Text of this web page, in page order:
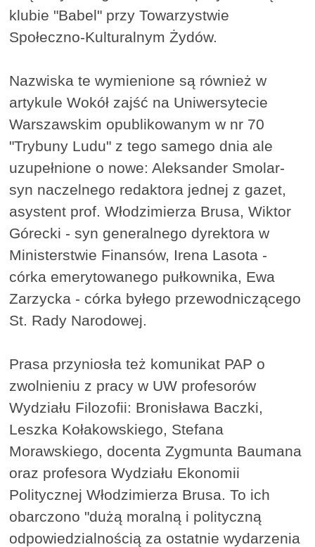
klubie "Babel" przy Towarzystwie
Społeczno-Kulturalnym Żydów.
Nazwiska te wymienione są również w
artykule Wokół zajść na Uniwersytecie
Warszawskim opublikowanym w nr 70
"Trybuny Ludu" z tego samego dnia ale
uzupełnione o nowe: Aleksander Smolar-
syn naczelnego redaktora jednej z gazet,
asystent prof. Włodzimierza Brusa, Wiktor
Górecki - syn generalnego dyrektora w
Ministerstwie Finansów, Irena Lasota -
córka emerytowanego pułkownika, Ewa
Zarzycka - córka byłego przewodniczącego
St. Rady Narodowej.
Prasa przyniosła też komunikat PAP o
zwolnieniu z pracy w UW profesorów
Wydziału Filozofii: Bronisława Baczki,
Leszka Kołakowskiego, Stefana
Morawskiego, docenta Zygmunta Baumana
oraz profesora Wydziału Ekonomii
Politycznej Włodzimierza Brusa. To ich
obarczono "dużą moralną i polityczną
odpowiedzialnością za ostatnie wydarzenia